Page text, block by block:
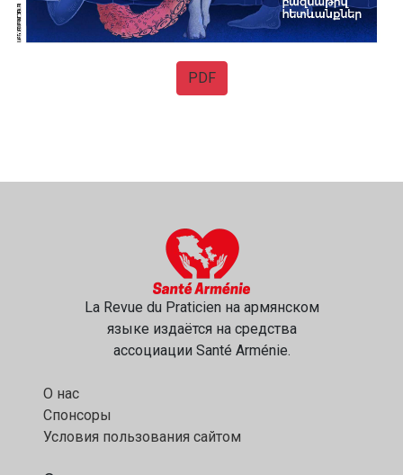
PDF
La Revue du Praticien на армянском
языке издаётся на средства
ассоциации Santé Arménie.
О нас
Спонсоры
Условия пользования сайтом